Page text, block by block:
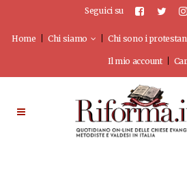
Seguici su
Home Chi siamo Chi sono i
Il mio account